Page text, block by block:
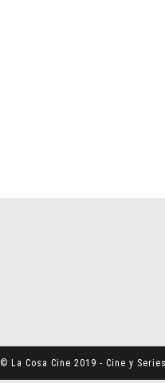
© La Cosa Cine 2019 - Cine y